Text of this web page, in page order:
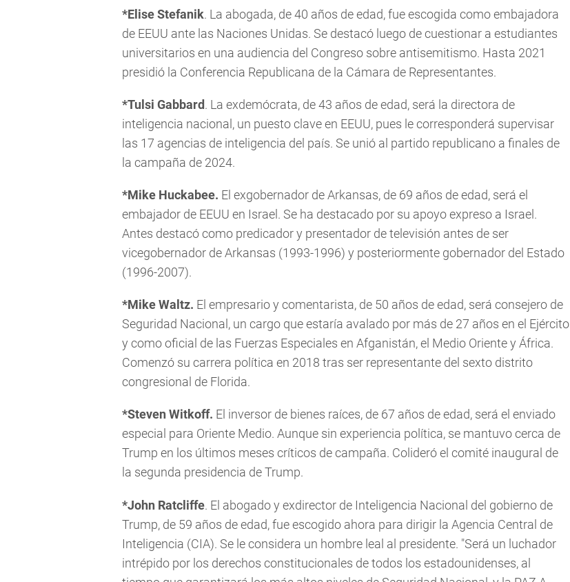
*Elise Stefanik. La abogada, de 40 años de edad, fue escogida como embajadora
de EEUU ante las Naciones Unidas. Se destacó luego de cuestionar a estudiantes
universitarios en una audiencia del Congreso sobre antisemitismo. Hasta 2021
presidió la Conferencia Republicana de la Cámara de Representantes.
*Tulsi Gabbard. La exdemócrata, de 43 años de edad, será la directora de
inteligencia nacional, un puesto clave en EEUU, pues le corresponderá supervisar
las 17 agencias de inteligencia del país. Se unió al partido republicano a finales de
la campaña de 2024.
*Mike Huckabee. El exgobernador de Arkansas, de 69 años de edad, será el
embajador de EEUU en Israel. Se ha destacado por su apoyo expreso a Israel.
Antes destacó como predicador y presentador de televisión antes de ser
vicegobernador de Arkansas (1993-1996) y posteriormente gobernador del Estado
(1996-2007).
*Mike Waltz. El empresario y comentarista, de 50 años de edad, será consejero de
Seguridad Nacional, un cargo que estaría avalado por más de 27 años en el Ejército
y como oficial de las Fuerzas Especiales en Afganistán, el Medio Oriente y África.
Comenzó su carrera política en 2018 tras ser representante del sexto distrito
congresional de Florida.
*Steven Witkoff. El inversor de bienes raíces, de 67 años de edad, será el enviado
especial para Oriente Medio. Aunque sin experiencia política, se mantuvo cerca de
Trump en los últimos meses críticos de campaña. Colideró el comité inaugural de
la segunda presidencia de Trump.
*John Ratcliffe. El abogado y exdirector de Inteligencia Nacional del gobierno de
Trump, de 59 años de edad, fue escogido ahora para dirigir la Agencia Central de
Inteligencia (CIA). Se le considera un hombre leal al presidente. "Será un luchador
intrépido por los derechos constitucionales de todos los estadounidenses, al